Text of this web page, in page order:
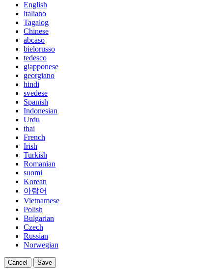
English
italiano
Tagalog
Chinese
abcaso
bielorusso
tedesco
giapponese
georgiano
hindi
svedese
Spanish
Indonesian
Urdu
thai
French
Irish
Turkish
Romanian
suomi
Korean
아랍어
Vietnamese
Polish
Bulgarian
Czech
Russian
Norwegian
Cancel Save